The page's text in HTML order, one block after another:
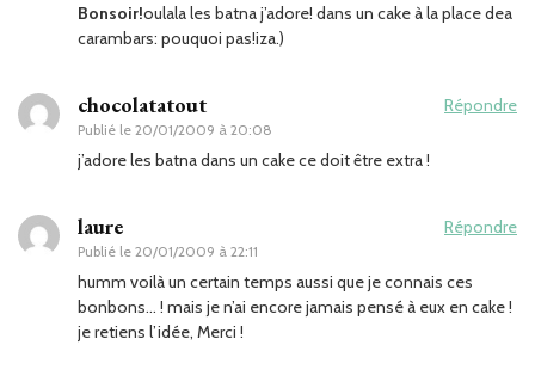
Bonsoir!oulala les batna j’adore! dans un cake à la place dea
carambars: pouquoi pas!iza.)
chocolatatout
Publié le 20/01/2009 à 20:08
Répondre
j’adore les batna dans un cake ce doit être extra !
laure
Publié le 20/01/2009 à 22:11
Répondre
humm voilà un certain temps aussi que je connais ces
bonbons… ! mais je n’ai encore jamais pensé à eux en cake !
je retiens l’idée, Merci !